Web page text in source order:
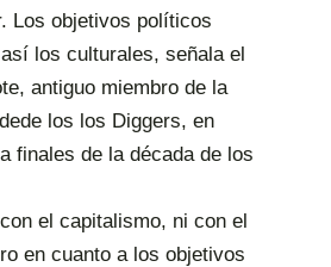
Los objetivos políticos
los culturales, señala el
antiguo miembro de la
los los Diggers, en
finales de la década de los
el capitalismo, ni con el
en cuanto a los objetivos